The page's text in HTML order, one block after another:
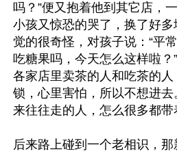
吗？”便又抱着他到其它店，
小孩又惊恐的哭了，换了好
觉的很奇怪，对孩子说：“平
吃糖果吗，今天怎么这样啦？
各家店里卖茶的人和吃茶的
锁，心里害怕，所以不想进
来往往走的人，怎么很多都带
后来路上碰到一个老相识，